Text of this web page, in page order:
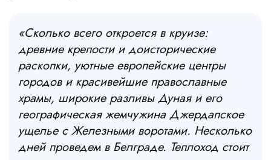
«Сколько всего откроется в круизе:
древние крепости и доисторические
раскопки, уютные европейские центры
городов и красивейшие православные
храмы, широкие разливы Дуная и его
географическая жемчужина Джердапское
ущелье с Железными воротами. Несколько
дней проведем в Белграде. Теплоход стоит